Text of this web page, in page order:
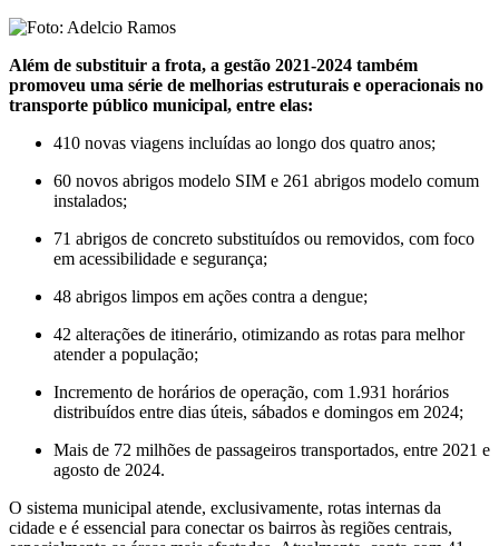
Além de substituir a frota, a gestão 2021-2024 também
promoveu uma série de melhorias estruturais e operacionais no
transporte público municipal, entre elas:
410 novas viagens incluídas ao longo dos quatro anos;
60 novos abrigos modelo SIM e 261 abrigos modelo comum
instalados;
71 abrigos de concreto substituídos ou removidos, com foco
em acessibilidade e segurança;
48 abrigos limpos em ações contra a dengue;
42 alterações de itinerário, otimizando as rotas para melhor
atender a população;
Incremento de horários de operação, com 1.931 horários
distribuídos entre dias úteis, sábados e domingos em 2024;
Mais de 72 milhões de passageiros transportados, entre 2021 e
agosto de 2024.
O sistema municipal atende, exclusivamente, rotas internas da
cidade e é essencial para conectar os bairros às regiões centrais,